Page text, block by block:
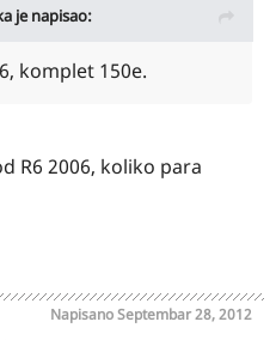
je napisao:
komplet 150e.
R6 2006, koliko para
NapisanoSeptembar 28, 2012